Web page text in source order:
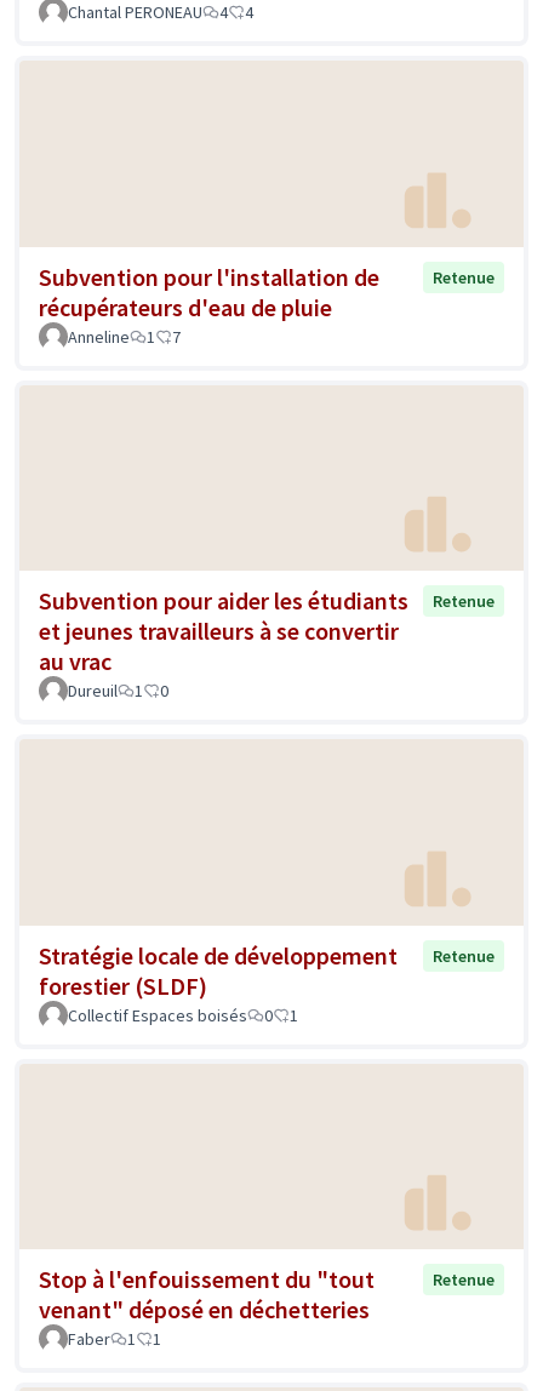
Chantal PERONEAU 4 4
Subvention pour l'installation de
récupérateurs d'eau de pluie
Retenue
Anneline 1 7
Subvention pour aider les étudiants
et jeunes travailleurs à se convertir
au vrac
Retenue
Dureuil 1 0
Stratégie locale de développement
forestier (SLDF)
Retenue
Collectif Espaces boisés 0 1
Stop à l'enfouissement du "tout
venant" déposé en déchetteries
Retenue
Faber 1 1